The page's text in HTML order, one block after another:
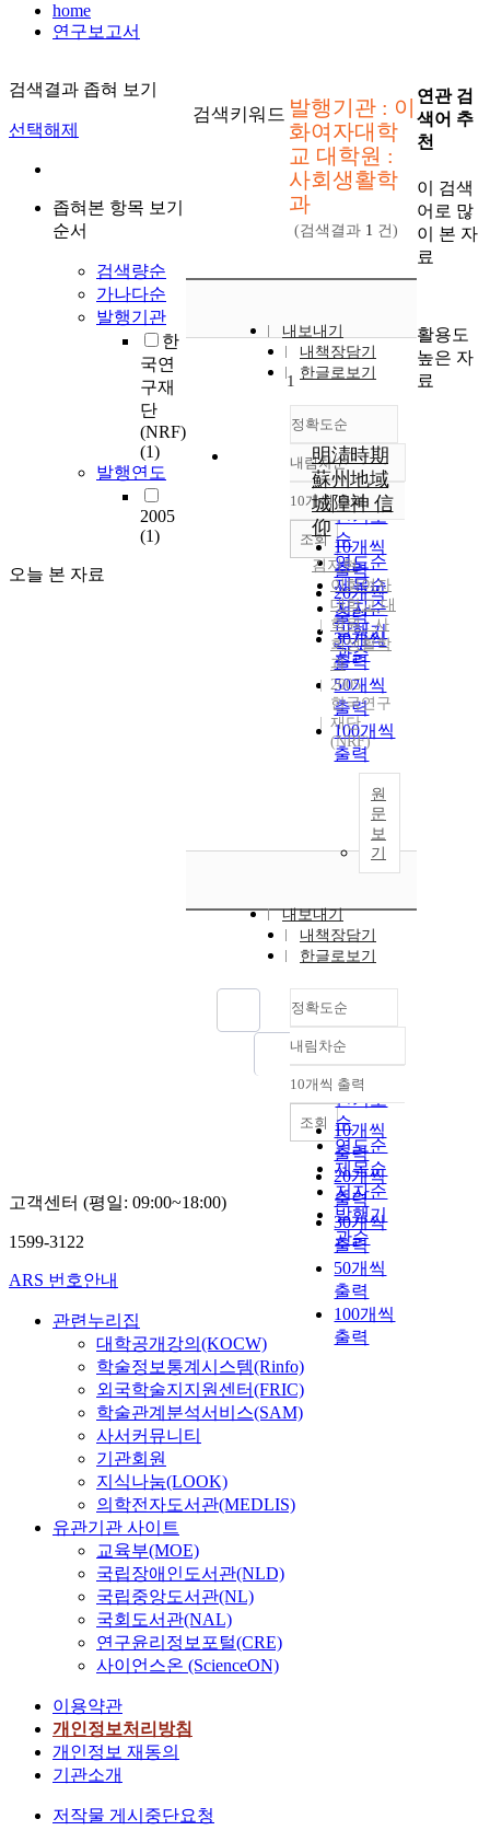
home
연구보고서
검색결과 좁혀 보기
선택해제
좁혀본 항목 보기
순서
검색량순
가나다순
발행기관
한
국연
구재
단
(NRF)
(1)
발행연도
2005
(1)
오늘 본 자료
검색키워드 발행기관 : 이
화여자대학
교 대학원 :
사회생활학
과
(검색결과 1 건)
내보내기
내책장담기
한글로보기
정확도순
정확도
순
인기도
순
연도순
제목순
저자순
발행기
관순
내림차순
내림차순
10개씩 출력
10개씩
출력
20개씩
출력
30개씩
출력
50개씩
출력
100개씩
출력
조회
1
明淸時期
蘇州地域
城隍神 信
仰
김지현
이화여자
대학교 대
학원 : 사
회생활학
과
2005
한국연구
재단
(NRF)
원
문
보
기
내보내기
내책장담기
한글로보기
정확도순
정확도
순
인기도
순
연도순
제목순
저자순
발행기
관순
내림차순
내림차순
10개씩 출력
10개씩
출력
20개씩
출력
30개씩
출력
50개씩
출력
100개씩
출력
조회
연관 검
색어 추
천
이 검색
어로 많
이 본 자
료
활용도
높은 자
료
고객센터 (평일: 09:00~18:00)
1599-3122
ARS 번호안내
관련누리집
대학공개강의(KOCW)
학술정보통계시스템(Rinfo)
외국학술지지원센터(FRIC)
학술관계분석서비스(SAM)
사서커뮤니티
기관회원
지식나눔(LOOK)
의학전자도서관(MEDLIS)
유관기관 사이트
교육부(MOE)
국립장애인도서관(NLD)
국립중앙도서관(NL)
국회도서관(NAL)
연구윤리정보포털(CRE)
사이언스온 (ScienceON)
이용약관
개인정보처리방침
개인정보 재동의
기관소개
저작물 게시중단요청